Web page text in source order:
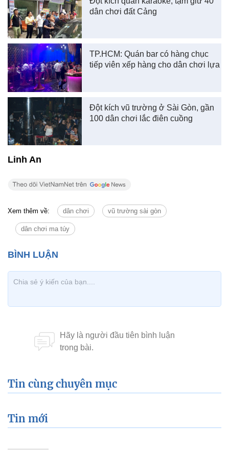
dân chơi đất Cảng
TP.HCM: Quán bar có hàng chục
tiếp viên xếp hàng cho dân chơi lựa
Đột kích vũ trường ở Sài Gòn, gần
100 dân chơi lắc điên cuồng
Linh An
Xem thêm về: dân chơi vũ trường sài gòn
dân chơi ma túy
Tin cùng chuyên mục
Tin mới